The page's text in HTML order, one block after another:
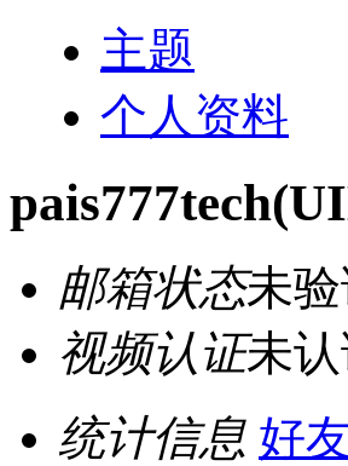
主题
个人资料
pais777tech
邮箱状态未
视频认证未
统计信息 好